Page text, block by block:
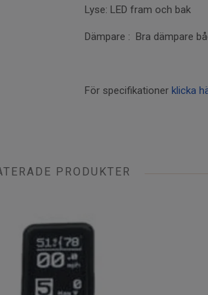
Lyse: LED fram och bak
Dämpare : Bra dämpare
För specifikationer klicka
PRODUKTER